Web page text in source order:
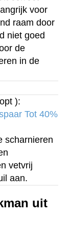
voor
raam door
niet goed
de
in de
):
Tot 40%‎
scharnieren
vetvrij
aan.
uit